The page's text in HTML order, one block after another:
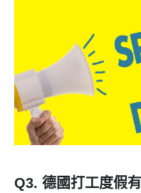
Q3. 德國打工度假